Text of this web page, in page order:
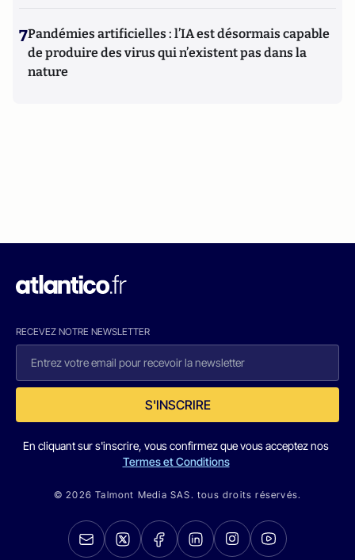
7Pandémies artificielles : l’IA est désormais capable
de produire des virus qui n’existent pas dans la
nature
RECEVEZ NOTRE NEWSLETTER
S'INSCRIRE
En cliquant sur s'inscrire, vous confirmez que vous acceptez nos
Termes et Conditions
© 2026 Talmont Media SAS. tous droits réservés.